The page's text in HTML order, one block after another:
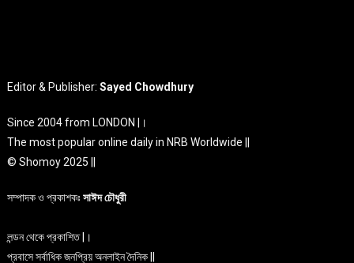
Editor & Publisher:Sayed Chowdhury
Since 2004 from LONDON |।
The most popular online daily in NRB Worldwide ||
© Shomoy 2025 ||
সম্পাদক ও প্রকাশকঃসাঈদ চৌধুরী
লন্ডন থেকে প্রকাশিত |।
প্রবাসে সর্বাধিক জনপ্রিয় অনলাইন দৈনিক ||